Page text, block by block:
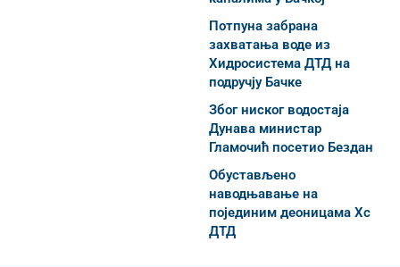
Потпуна забрана
захватања воде из
Хидросистема ДТД на
подручју Бачке
Због ниског водостаја
Дунава министар
Гламочић посетио Бездан
Обустављено
наводњавање на
појединим деоницама Хс
ДТД